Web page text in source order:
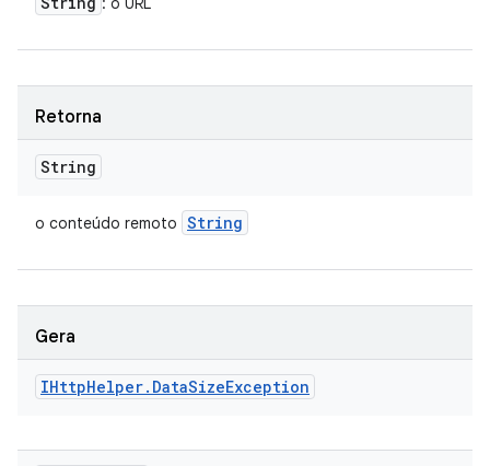
Retorna
String
o conteúdo remoto String
Gera
IHttpHelper. DataSizeException